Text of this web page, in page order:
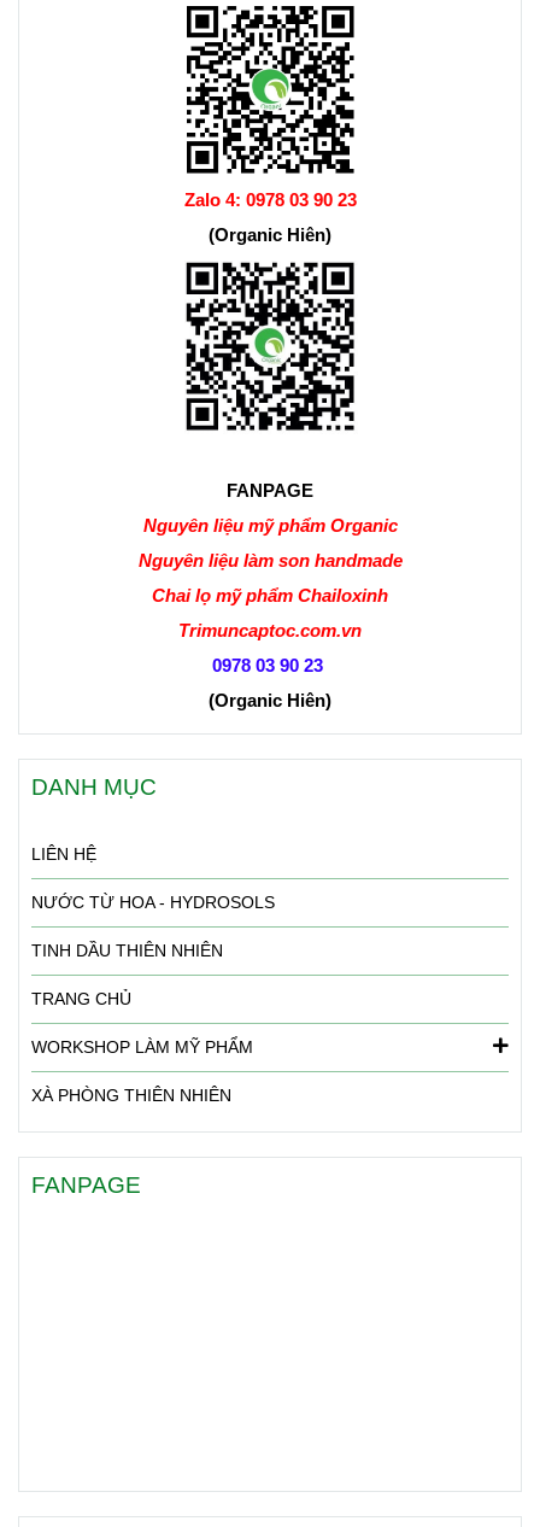
Zalo 4: 0978 03 90 23
(Organic Hiên)
FANPAGE
Nguyên liệu mỹ phẩm Organic
Nguyên liệu làm son handmade
Chai lọ mỹ phẩm Chailoxinh
Trimuncaptoc.com.vn
0978 03 90 23
(Organic Hiên)
DANH MỤC
LIÊN HỆ
NƯỚC TỪ HOA - HYDROSOLS
TINH DẦU THIÊN NHIÊN
TRANG CHỦ
WORKSHOP LÀM MỸ PHẨM
XÀ PHÒNG THIÊN NHIÊN
FANPAGE